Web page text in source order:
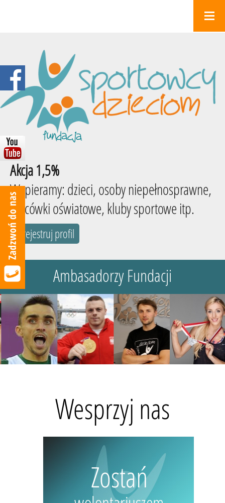
Akcja 1,5%
Wspieramy: dzieci, osoby niepełnosprawne,
placówki oświatowe, kluby sportowe itp.
zarejestruj profil
Ambasadorzy Fundacji
Wesprzyj nas